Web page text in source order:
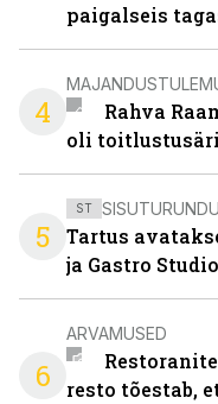
paigalseis
4
Rahva
oli
5
ST
Tartus
ja Gastro Studio
6
ARVAMUSED
resto tõestab,